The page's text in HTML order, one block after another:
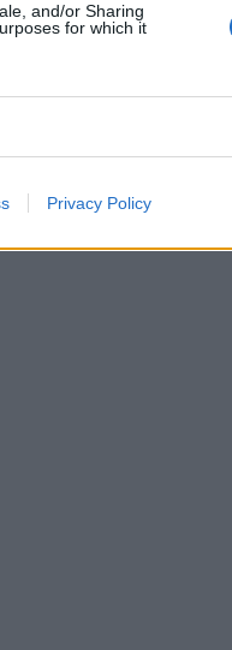
and/or Sharing
for which it
Privacy Policy